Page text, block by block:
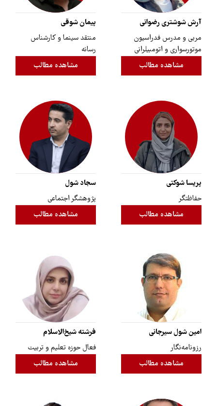
آرش شوشتری رضوانی
مربی و مدرس فدراسیون
موتورسواری و اتومبیلرانی
مشاهده مطالب
پیمان شوقی
منتقد سینما و کارشناس
رسانه
مشاهده مطالب
پریسا شوکتی
حفاظتگر
مشاهده مطالب
سجاد شول
پژوهشگر اجتماعی
مشاهده مطالب
امین شول ‌سیرجانی
رزونامه‌نگار
مشاهده مطالب
فرشته شیخ‌الاسلام
فعال حوزه تعلیم و تربیت
مشاهده مطالب